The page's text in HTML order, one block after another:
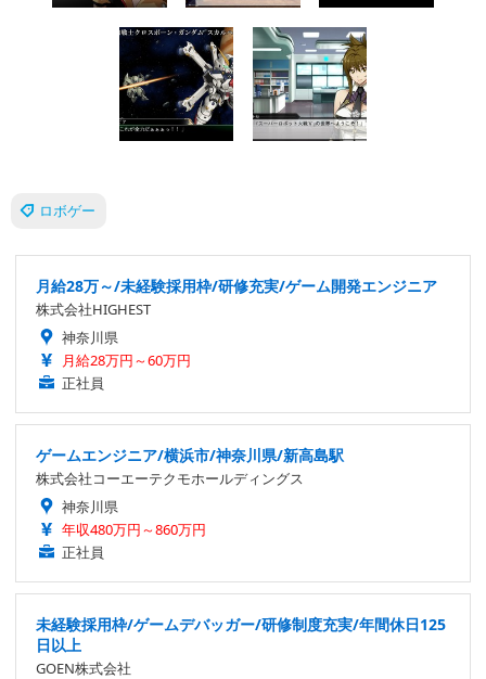
ロボゲー
月給28万～/未経験採用枠/研修充実/ゲーム開発エンジニア
株式会社HIGHEST
神奈川県
月給28万円～60万円
正社員
ゲームエンジニア/横浜市/神奈川県/新高島駅
株式会社コーエーテクモホールディングス
神奈川県
年収480万円～860万円
正社員
未経験採用枠/ゲームデバッガー/研修制度充実/年間休日125
日以上
GOEN株式会社